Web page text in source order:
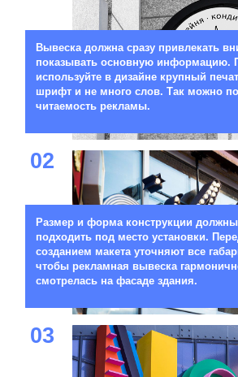
Вывеска должна сразу привлекать
показывать основную информацию.
используйте в дизайне крупный
шрифт и не много слов. Так можно
читаемость рекламы.
02
Размер и форма конструкции должны
подходить под место установки.
созданием макета уточняют все
чтобы рекламная вывеска
смотрелась на фасаде здания.
03